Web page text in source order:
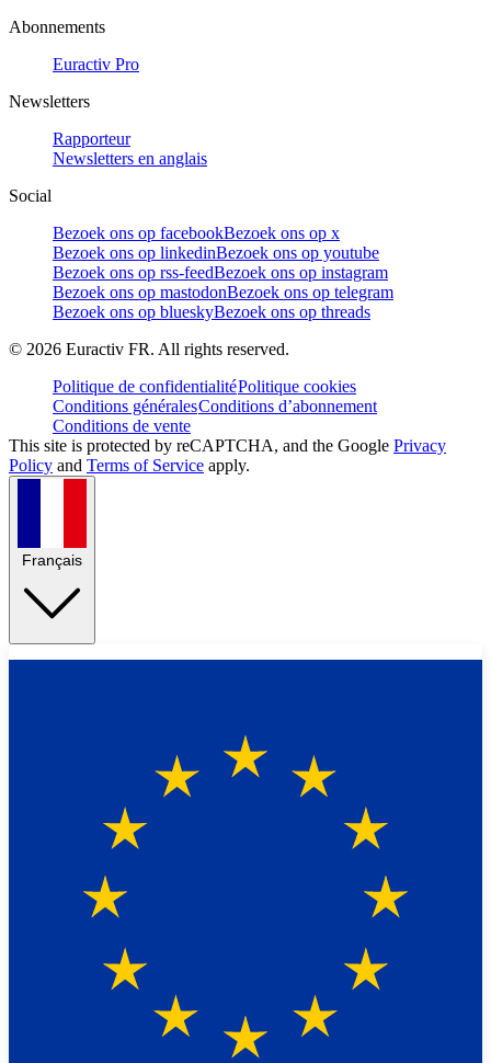
Abonnements
Euractiv Pro
Newsletters
Rapporteur
Newsletters en anglais
Social
Bezoek ons op facebookBezoek ons op x
Bezoek ons op linkedinBezoek ons op youtube
Bezoek ons op rss-feedBezoek ons op instagram
Bezoek ons op mastodonBezoek ons op telegram
Bezoek ons op blueskyBezoek ons op threads
© 2026 Euractiv FR. All rights reserved.
Politique de confidentialitéPolitique cookies
Conditions généralesConditions d’abonnement
Conditions de vente
This site is protected by reCAPTCHA, and the Google Privacy
Policy and Terms of Service apply.
Français